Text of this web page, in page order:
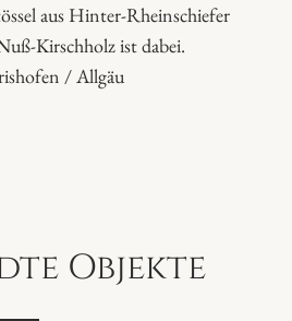
aus Hinter-Rheinschiefer
Kirschholz ist dabei.
/ Allgäu
Objekte